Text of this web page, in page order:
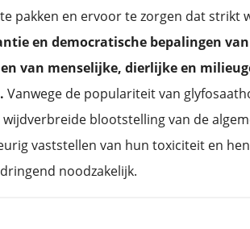
pakken en ervoor te zorgen dat strikt
en democratische bepalingen van
van menselijke, dierlijke en
Vanwege de populariteit van
blootstelling van de
vaststellen van hun toxiciteit en
noodzakelijk.